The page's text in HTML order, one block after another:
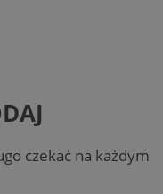
czekać na każdym